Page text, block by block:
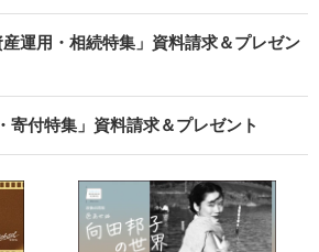
運用・相続特集」資料請求＆プレゼン
寄付特集」資料請求＆プレゼント